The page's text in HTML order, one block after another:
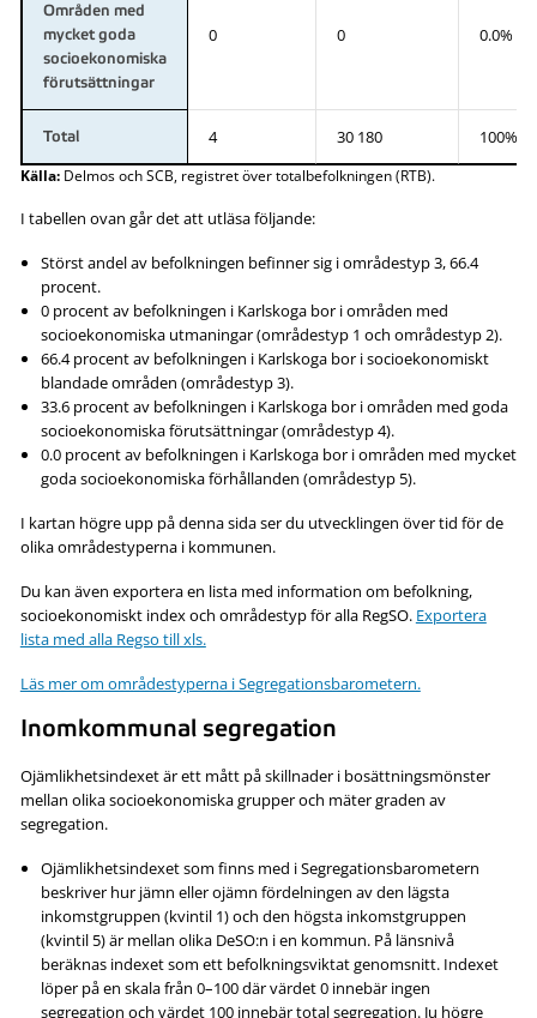
Områden med
mycket goda
socioekonomiska
förutsättningar
0 0 0.0%
Total 4 30 180 100%
Källa:Delmos och SCB, registret över totalbefolkningen (RTB).
I tabellen ovan går det att utläsa följande:
Störst andel av befolkningen befinner sig i områdestyp 3, 66.4
procent.
0 procent av befolkningen i Karlskoga bor i områden med
socioekonomiska utmaningar (områdestyp 1 och områdestyp 2).
66.4 procent av befolkningen i Karlskoga bor i socioekonomiskt
blandade områden (områdestyp 3).
33.6 procent av befolkningen i Karlskoga bor i områden med goda
socioekonomiska förutsättningar (områdestyp 4).
0.0 procent av befolkningen i Karlskoga bor i områden med mycket
goda socioekonomiska förhållanden (områdestyp 5).
I kartan högre upp på denna sida ser du utvecklingen över tid för de
olika områdestyperna i kommunen.
Du kan även exportera en lista med information om befolkning,
socioekonomiskt index och områdestyp för alla RegSO. Exportera
lista med alla Regso till xls.
Läs mer om områdestyperna i Segregationsbarometern.
Inomkommunal segregation
Ojämlikhetsindexet är ett mått på skillnader i bosättningsmönster
mellan olika socioekonomiska grupper och mäter graden av
segregation.
Ojämlikhetsindexet som finns med i Segregationsbarometern
beskriver hur jämn eller ojämn fördelningen av den lägsta
inkomstgruppen (kvintil 1) och den högsta inkomstgruppen
(kvintil 5) är mellan olika DeSO:n i en kommun. På länsnivå
beräknas indexet som ett befolkningsviktat genomsnitt. Indexet
löper på en skala från 0–100 där värdet 0 innebär ingen
segregation och värdet 100 innebär total segregation. Ju högre